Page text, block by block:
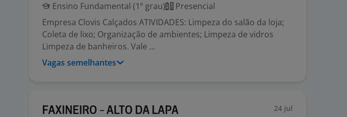
Ensino Fundamental (1º grau)
Presencial
Empresa Clovis Calçados ATIVIDADES: Limpeza do salão da loja;
Coleta de lixo; Organização de ambientes; Limpeza de vidros
Limpeza de banheiros. Vale ...
Vagas semelhantes
FAXINEIRO - ALTO DA LAPA 24 jul